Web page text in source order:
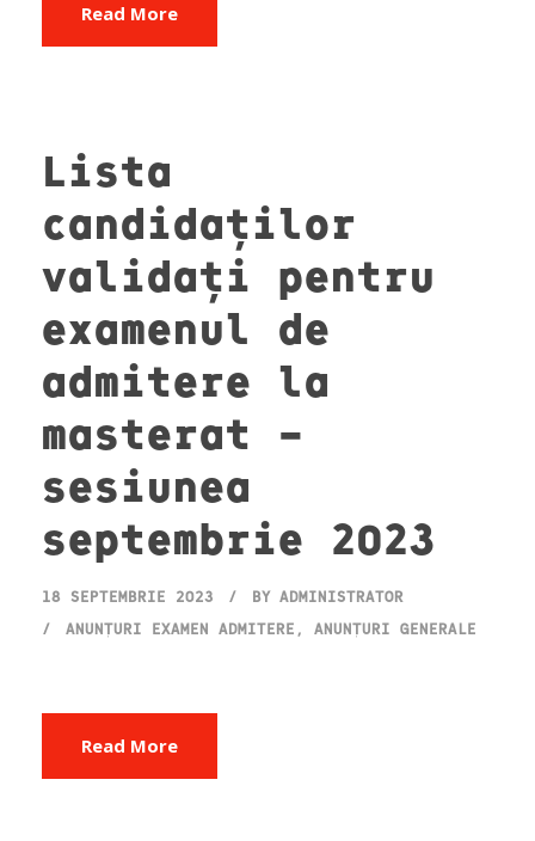
Read More
Lista
candidaților
validați pentru
examenul de
admitere la
masterat –
sesiunea
septembrie 2023
18 SEPTEMBRIE 2023 BY ADMINISTRATOR
ANUNȚURI EXAMEN ADMITERE , ANUNȚURI GENERALE
Read More